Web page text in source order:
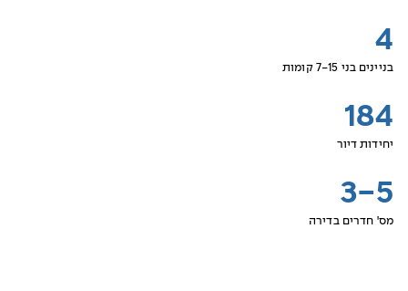
4
בניינים בני 7-15 קומות
184
יחידות דיור
3-5
מס' חדרים בדירה